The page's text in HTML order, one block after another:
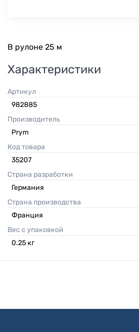
В рулоне 25 м
Характеристики
Артикул
982885
Производитель
Prym
Код товара
35207
Страна разработки
Германия
Страна производства
Франция
Вес с упаковкой
0.25 кг